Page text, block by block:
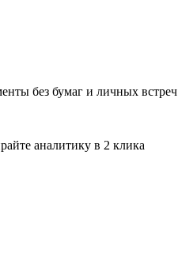
без бумаг и личных встреч
аналитику в 2 клика